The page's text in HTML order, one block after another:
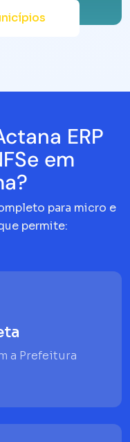
ERP
em
para micro e
permite:
a Prefeitura